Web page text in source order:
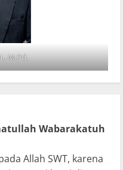
M.Pd.
Wabarakatuh
Allah SWT, karena